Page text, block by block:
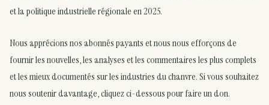
et la politique industrielle régionale en 2025.
Nous apprécions nos abonnés payants et nous nous efforçons de
fournir les nouvelles, les analyses et les commentaires les plus complets
et les mieux documentés sur les industries du chanvre. Si vous souhaitez
nous soutenir davantage, cliquez ci-dessous pour faire un don.